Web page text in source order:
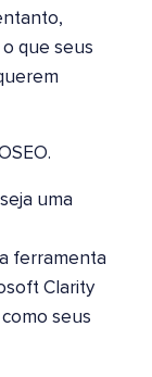
que seus
uma
ferramenta
Clarity
seus